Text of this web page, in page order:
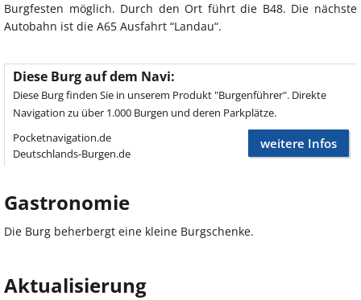
Burgfesten möglich. Durch den Ort führt die B48. Die nächste
Autobahn ist die A65 Ausfahrt “Landau“.
Diese Burg auf dem Navi:
Diese Burg finden Sie in unserem Produkt "Burgenführer". Direkte
Navigation zu über 1.000 Burgen und deren Parkplätze.
Pocketnavigation.de
Deutschlands-Burgen.de
weitere Infos
Gastronomie
Die Burg beherbergt eine kleine Burgschenke.
Aktualisierung